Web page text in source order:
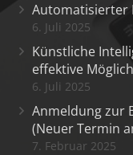
Automatisierter
6. Juli 2025
Künstliche
effektive
6. Juli 2025
Anmeldung zur
(Neuer Termin
7. Februar 2025